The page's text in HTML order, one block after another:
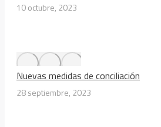
10 octubre, 2023
Nuevas medidas de conciliación
28 septiembre, 2023